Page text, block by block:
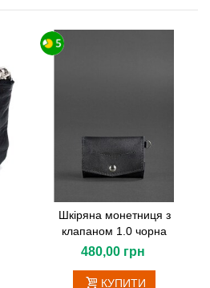
Шкіряна монетниця з
клапаном 1.0 чорна
480,00 грн
КУПИТИ